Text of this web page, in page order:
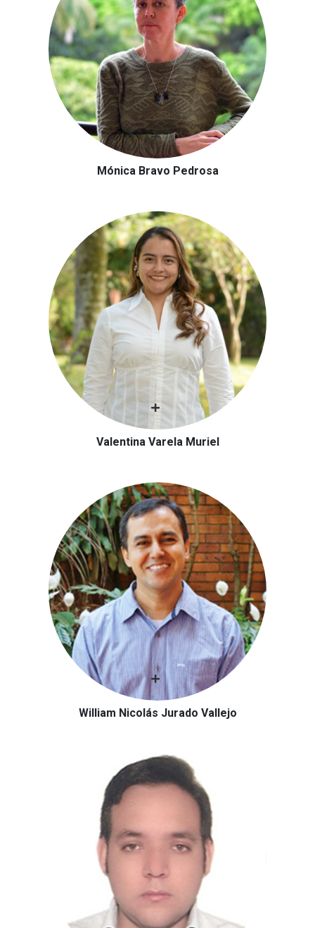
Mónica Bravo Pedrosa
Valentina Varela Muriel
William Nicolás Jurado Vallejo